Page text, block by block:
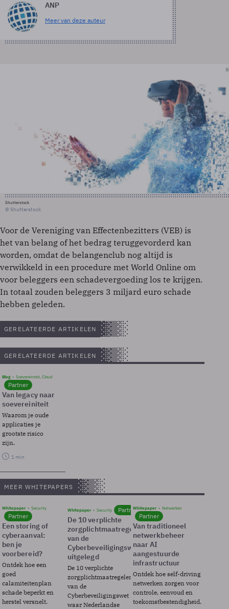
ANP
Meer van deze auteur
Shutterstock
© Shutterstock
Voor de Vereniging van Effectenbezitters (VEB) is
het van belang of het bedrag teruggevorderd kan
worden, omdat de belangenclub nog altijd is
verwikkeld in een procedure met World Online om
voor beleggers een schadevergoeding los te krijgen.
In totaal zouden beleggers 3 miljard euro schade
hebben geleden.
GERELATEERDE ARTIKELEN
GERELATEERDE ARTIKELEN
Blog Soevereinteit, Cloud
Partner
Van legacy naar
soevereiniteit
Waarom je oude
applicaties je
grootste risico
zijn.
1 min
MEER WHITEPAPERS
Whitepaper Security
Partner
Een storing of
cyberaanval:
ben je
voorbereid?
Ontdek hoe een
goed
calamiteitenplan
schade beperkt en
herstel versnelt.
Whitepaper Security Partner
De 10 verplichte
zorgplichtmaatregelen
van de
Cyberbeveiligingswet
uitgelegd
De 10 verplichte
zorgplichtmaatregelen
van de
Cyberbeveiligingswet
waar Nederlandse
Whitepaper Netwerken
Partner
Van traditioneel
netwerkbeheer
naar AI
aangestuurde
infrastructuur
Ontdek hoe self-driving
netwerken zorgen voor
controle, eenvoud en
toekomstbestendigheid.